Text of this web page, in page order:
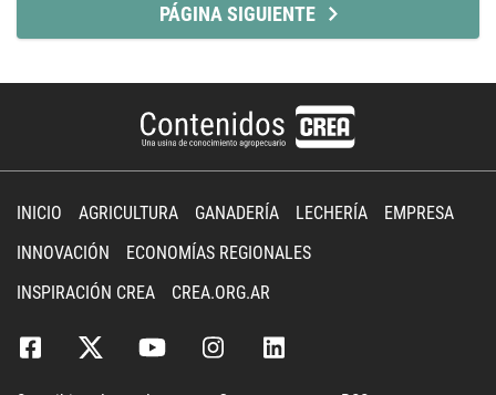
PÁGINA SIGUIENTE
INICIO AGRICULTURA GANADERÍA LECHERÍA
EMPRESA
INNOVACIÓN
ECONOMÍAS REGIONALES
INSPIRACIÓN CREA
CREA.ORG.AR